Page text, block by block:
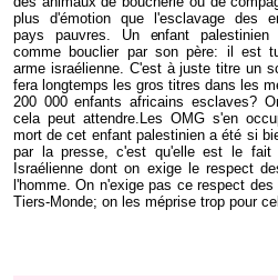
plus d'émotion que l'esclavage des
pays pauvres. Un enfant
comme bouclier par son père: il est
arme israélienne. C'est à juste titre un
fera longtemps les gros titres dans les
200 000 enfants africains esclaves?
cela peut attendre.Les OMG s'en
mort de cet enfant palestinien a été si
par la presse, c'est qu'elle est le fait
Israélienne dont on exige le respect
l'homme. On n'exige pas ce respect des
Tiers-Monde; on les méprise trop pour